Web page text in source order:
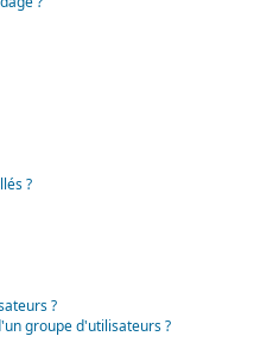
?
?
groupe d'utilisateurs ?